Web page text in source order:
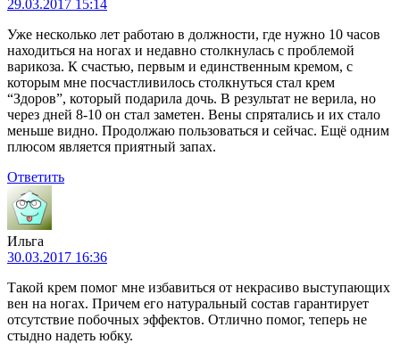
29.03.2017 15:14
Уже несколько лет работаю в должности, где нужно 10 часов
находиться на ногах и недавно столкнулась с проблемой
варикоза. К счастью, первым и единственным кремом, с
которым мне посчастливилось столкнуться стал крем
“Здоров”, который подарила дочь. В результат не верила, но
через дней 8-10 он стал заметен. Вены спрятались и их стало
меньше видно. Продолжаю пользоваться и сейчас. Ещё одним
плюсом является приятный запах.
Ответить
Ильга
30.03.2017 16:36
Такой крем помог мне избавиться от некрасиво выступающих
вен на ногах. Причем его натуральный состав гарантирует
отсутствие побочных эффектов. Отлично помог, теперь не
стыдно надеть юбку.